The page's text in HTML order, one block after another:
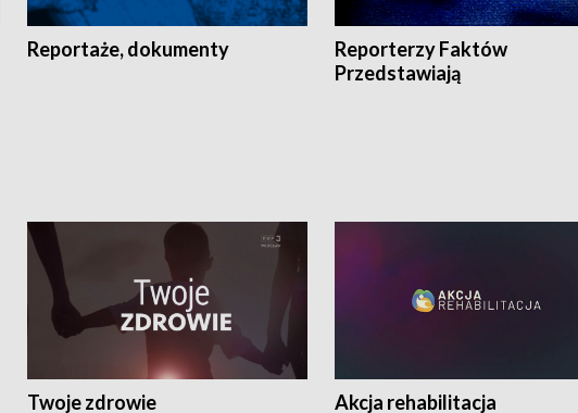
Reportaże, dokumenty
Reporterzy Faktów
Przedstawiają
Twoje zdrowie Akcja rehabilitacja